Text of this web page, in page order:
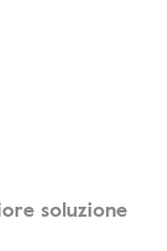
soluzione